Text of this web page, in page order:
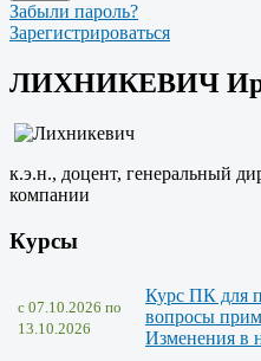
Забыли пароль?
Зарегистрироваться
ЛИХНИКЕВИЧ
к.э.н., доцент, генеральный
компании
Курсы
c 07.10.2026 по
13.10.2026
Курс ПК для
вопросы
Изменения в